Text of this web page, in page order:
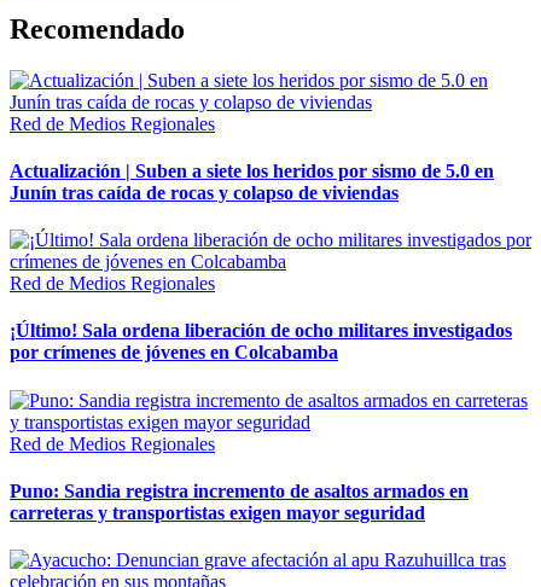
Recomendado
Red de Medios Regionales
Actualización | Suben a siete los heridos por sismo de 5.0 en
Junín tras caída de rocas y colapso de viviendas
Red de Medios Regionales
¡Último! Sala ordena liberación de ocho militares investigados
por crímenes de jóvenes en Colcabamba
Red de Medios Regionales
Puno: Sandia registra incremento de asaltos armados en
carreteras y transportistas exigen mayor seguridad